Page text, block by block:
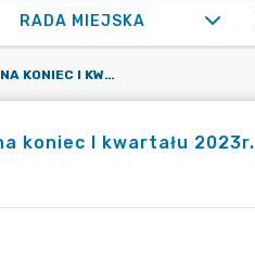
RADA MIEJSKA
SPRAWOZDANIE RB-28S NA KONIEC I KWARTAŁU 2023R.
koniec I kwartału 2023r.